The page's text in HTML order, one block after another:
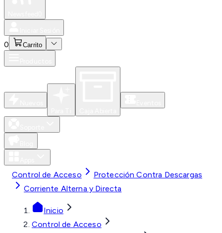
0 Carrito
Control de Acceso
Protección Contra Descargas
Corriente Alterna y Directa
Inicio
Control de Acceso